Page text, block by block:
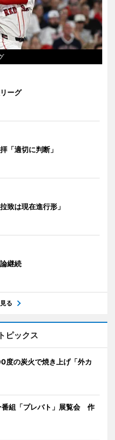
ーグ
「適切に判断」
致は現在進行形」
継続
る
ピックス
の炭火で焼き上げ「外カ
番組「プレバト」展覧会 作